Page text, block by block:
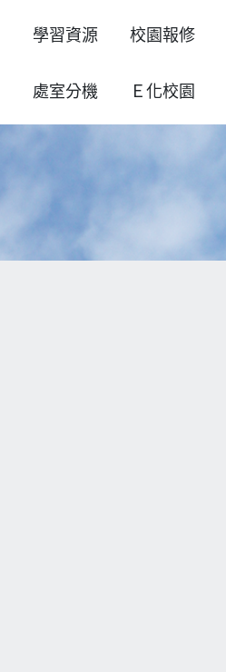
學習資源 校園報修
處室分機 Ｅ化校園